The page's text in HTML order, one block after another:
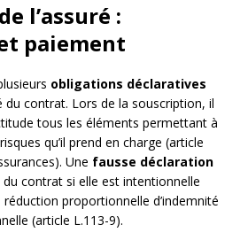
l’assuré :
paiement
obligations déclaratives
du contrat. Lors de la souscription, il
tous les éléments permettant à
qu’il prend en charge (article
Une fausse déclaration
contrat si elle est intentionnelle
proportionnelle d’indemnité
(article L.113-9).